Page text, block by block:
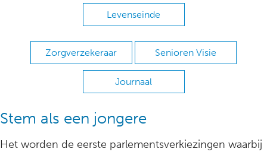
Levenseinde
Zorgverzekeraar Senioren Visie
Journaal
Stem als een jongere
Het worden de eerste parlementsverkiezingen waarbij